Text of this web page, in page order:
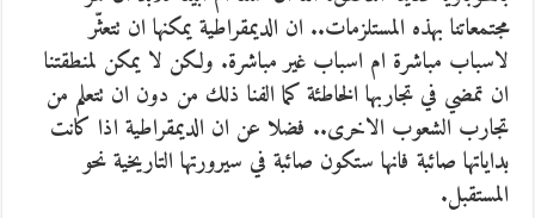
مجتمعاتنا بهذه المستلزمات.. ان الديمقراطية يمكنها ان تتعثّر
لاسباب مباشرة ام اسباب غير مباشرة. ولكن لا يمكن لمنطقتنا
ان تمضي في تجاربها الخاطئة كما الفنا ذلك من دون ان تتعلم من
تجارب الشعوب الاخرى.. فضلا عن ان الديمقراطية اذا كانت
بداياتها صائبة فانها ستكون صائبة في سيرورتها التاريخية نحو
المستقبل.